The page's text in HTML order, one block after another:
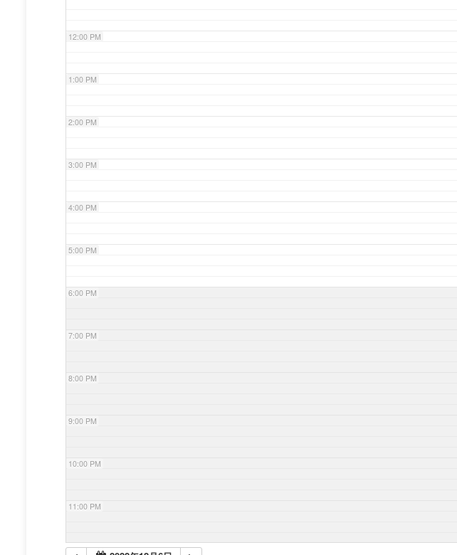
12:00 PM
1:00 PM
2:00 PM
3:00 PM
4:00 PM
5:00 PM
6:00 PM
7:00 PM
8:00 PM
9:00 PM
10:00 PM
11:00 PM